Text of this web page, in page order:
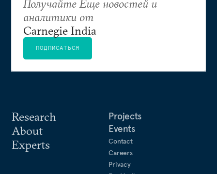
Research
About
Experts
Projects
Events
Contact
Careers
Privacy
Получайте Еще новостей и
аналитики от
Carnegie India
ПОДПИСАТЬСЯ